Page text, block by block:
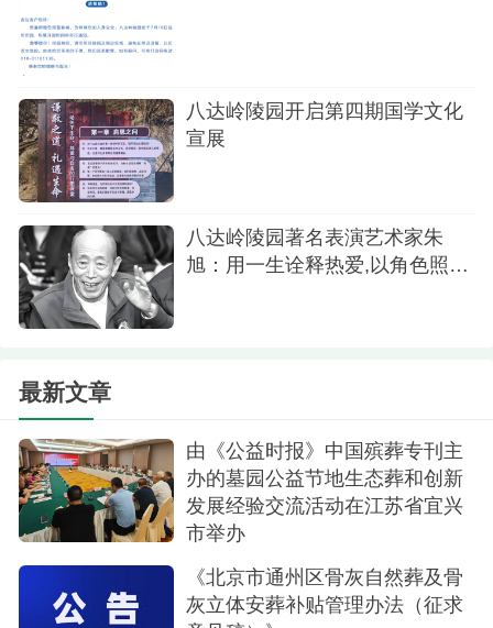
八达岭陵园将《墓祭礼》核心内容以多样化形式呈
现：在服务大厅设置专题展板，用图文结合的方式
祭品陈设
通过休息区电视循环播放《墓祭礼》相关视
余，可随时驻足观看、学习，根据自身意愿将国学
八达岭陵园开启第四期国学文化
宣展
八达岭陵园著名表演艺术家朱
旭：用一生诠释热爱,以角色照亮
最新文章
由《公益时报》中国殡葬专刊主
办的墓园公益节地生态葬和创新
发展经验交流活动在江苏省宜兴
市举办
《北京市通州区骨灰自然葬及骨
灰立体安葬补贴管理办法（征求